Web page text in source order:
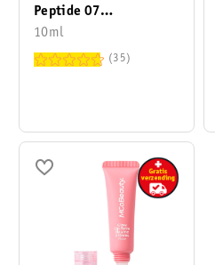
Peptide 07
Sugardorable Glossy
Lip Treatment
10ml
35